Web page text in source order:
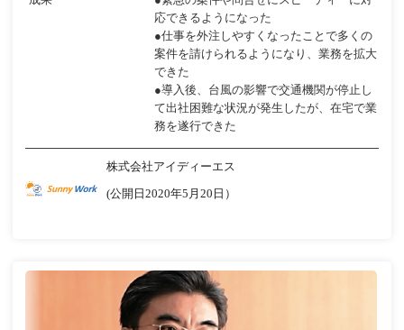
応できるようになった
●仕事を外注しやすくなったことで多くの
案件を請けられるようになり、業務を拡大
できた
●導入後、台風の影響で交通機関が停止し
て出社困難な状況が発生したが、在宅で業
務を遂行できた
株式会社アイディーエス
(公開日2020年5月20日）